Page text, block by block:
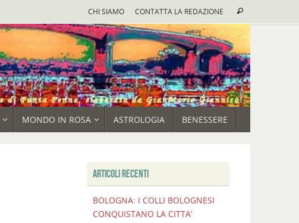
CHI SIAMO CONTATTA LA REDAZIONE Cerca
MONDO IN ROSA ASTROLOGIA BENESSERE
ARTICOLI RECENTI
BOLOGNA: I COLLI BOLOGNESI
CONQUISTANO LA CITTA’